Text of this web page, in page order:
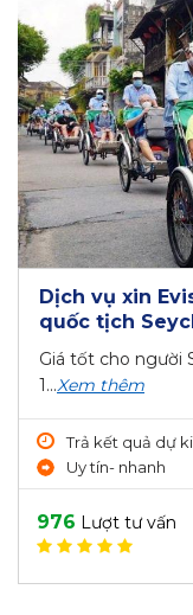
Dịch vụ xin
quốc tịch
Giá tốt cho người
1...Xem thêm
Trả kết quả dự
Uy tín- nhanh
976 Lượt tư vấn